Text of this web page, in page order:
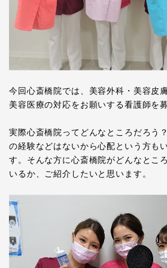
今回心斎橋院では、美容外科・美容皮
美容医療の対応をお願いする看護師を
実際心斎橋院ってどんなところだろう
の経験などはないから心配という方も
す。そんな方に心斎橋院がどんなとこ
いるか、ご紹介したいと思います。